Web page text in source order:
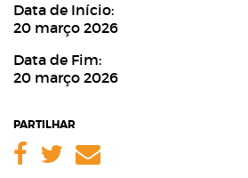
Data de Início:
20 março 2026
Data de Fim:
20 março 2026
PARTILHAR
Facebook
Twitter
Email